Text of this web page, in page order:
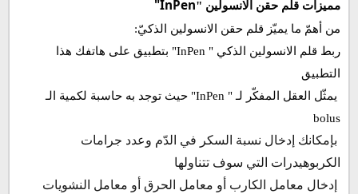
مميزات قلم حقن الانسولين "InPen"
من أهمّ ما يميّز قلم حقن الانسولين الذكيّ:
ربط قلم الانسولين الذكي " InPen" بتطبيق على هاتفك هذا
التطبيق
يمثّل العقل المفكّر لـ " InPen" حيث توجد به حاسبة لكمية الـ
bolus
بإمكانك إدخال نسبة السكر في الدّم وعدد جرامات
الكربوهيدرات التي سوف تتناولها
إدخال معامل الكارب أو معامل الحرق أو معامل النشويات